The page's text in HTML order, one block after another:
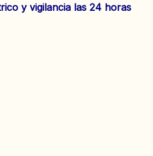
y vigilancia las 24 horas